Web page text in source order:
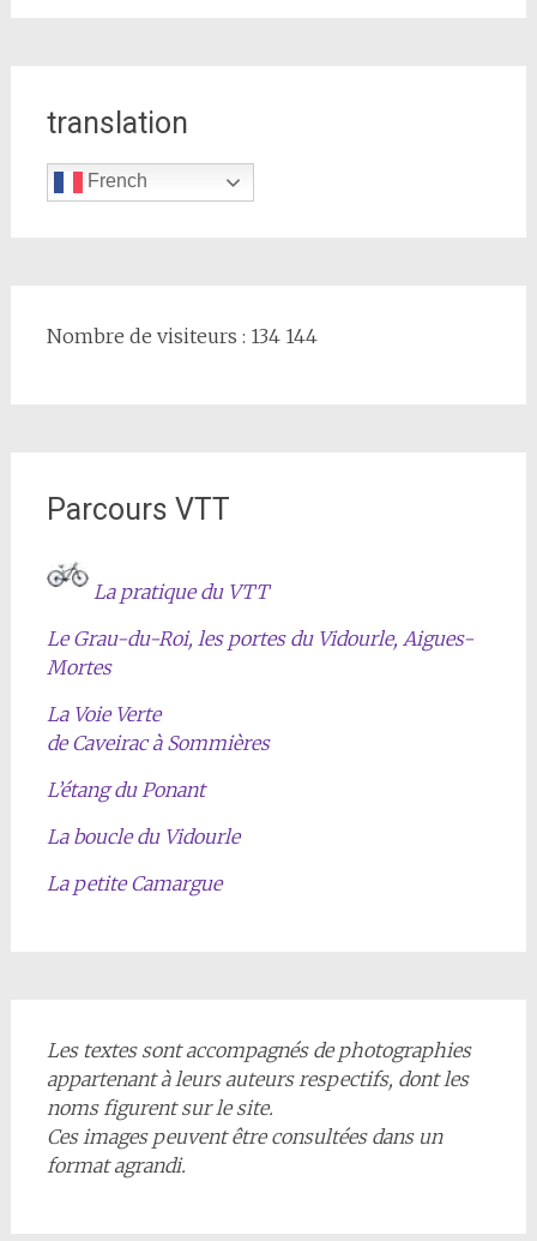
translation
French
Nombre de visiteurs : 134 144
Parcours VTT
La pratique du VTT
Le Grau-du-Roi, les portes du Vidourle, Aigues-
Mortes
La Voie Verte
de Caveirac à Sommières
L’étang du Ponant
La boucle du Vidourle
La petite Camargue
Les textes sont accompagnés de photographies
appartenant à leurs auteurs respectifs, dont les
noms figurent sur le site.
Ces images peuvent être consultées dans un
format agrandi.